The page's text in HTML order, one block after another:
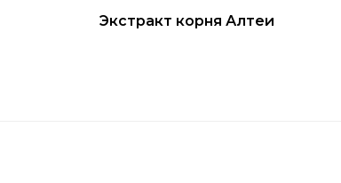
Экстракт корня Алтеи